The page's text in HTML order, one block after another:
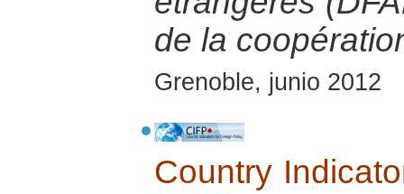
de la
Grenoble, junio 2012
Country